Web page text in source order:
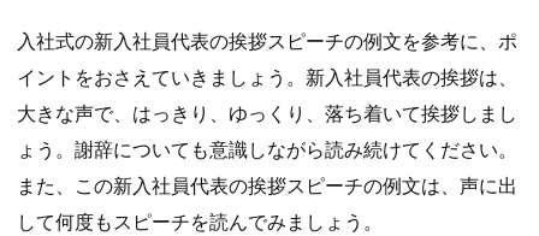
入社式の新入社員代表の挨拶スピーチの例文を参考に、ポ
イントをおさえていきましょう。新入社員代表の挨拶は、
大きな声で、はっきり、ゆっくり、落ち着いて挨拶しまし
ょう。謝辞についても意識しながら読み続けてください。
また、この新入社員代表の挨拶スピーチの例文は、声に出
して何度もスピーチを読んでみましょう。